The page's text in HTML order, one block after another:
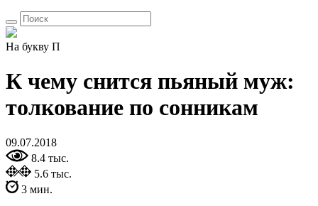
На букву П
К чему снится пьяный муж:
толкование по сонникам
09.07.2018
8.4 тыс.
5.6 тыс.
3 мин.